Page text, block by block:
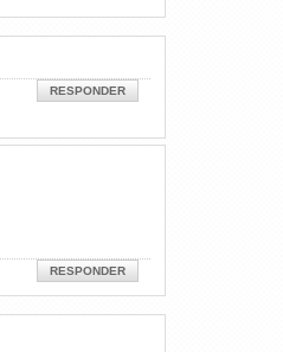
RESPONDER
RESPONDER